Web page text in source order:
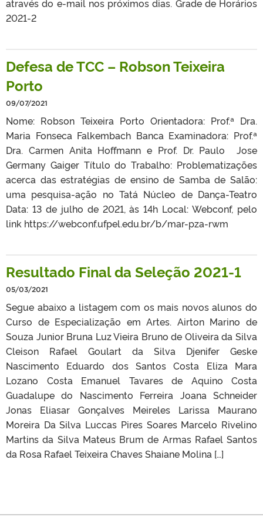
através do e-mail nos próximos dias. Grade de Horários
2021-2
Defesa de TCC – Robson Teixeira
Porto
09/07/2021
Nome: Robson Teixeira Porto Orientadora: Prof.ª Dra.
Maria Fonseca Falkembach Banca Examinadora: Prof.ª
Dra. Carmen Anita Hoffmann e Prof. Dr. Paulo Jose
Germany Gaiger Título do Trabalho: Problematizações
acerca das estratégias de ensino de Samba de Salão:
uma pesquisa-ação no Tatá Núcleo de Dança-Teatro
Data: 13 de julho de 2021, às 14h Local: Webconf, pelo
link https://webconf.ufpel.edu.br/b/mar-pza-rwm
Resultado Final da Seleção 2021-1
05/03/2021
Segue abaixo a listagem com os mais novos alunos do
Curso de Especialização em Artes. Airton Marino de
Souza Junior Bruna Luz Vieira Bruno de Oliveira da Silva
Cleison Rafael Goulart da Silva Djenifer Geske
Nascimento Eduardo dos Santos Costa Eliza Mara
Lozano Costa Emanuel Tavares de Aquino Costa
Guadalupe do Nascimento Ferreira Joana Schneider
Jonas Eliasar Gonçalves Meireles Larissa Maurano
Moreira Da Silva Luccas Pires Soares Marcelo Rivelino
Martins da Silva Mateus Brum de Armas Rafael Santos
da Rosa Rafael Teixeira Chaves Shaiane Molina […]